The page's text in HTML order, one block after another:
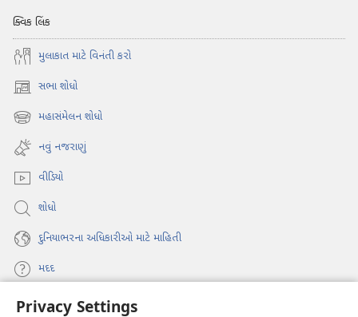
Privacy Settings
ક્વિક લિંક
મુલાકાત માટે વિનંતી કરો
સભા શોધો
(opens
new
window)
મહાસંમેલન શોધો
(opens
new
window)
નવું નજરાણું
વીડિયો
શોધો
દુનિયાભરના અધિકારીઓ માટે માહિતી
મદદ
દાન